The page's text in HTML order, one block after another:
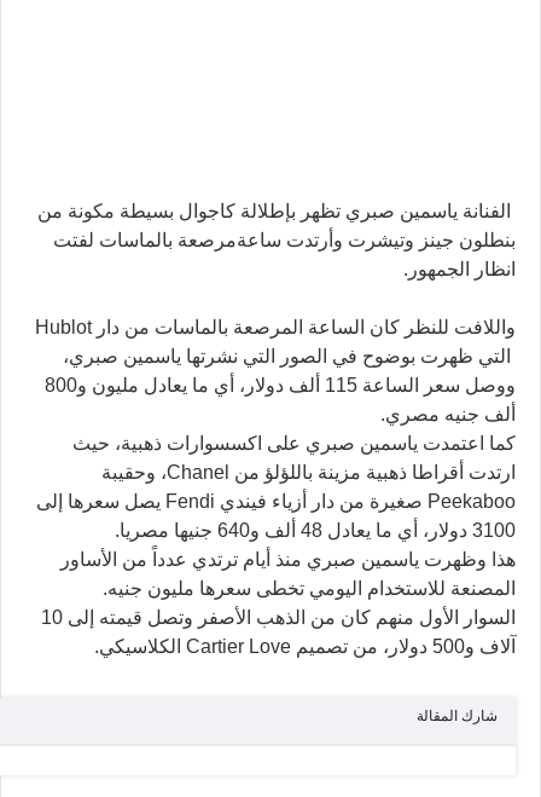
الفنانة ياسمين صبري تظهر بإطلالة كاجوال بسيطة مكونة من
بنطلون جينز وتيشرت وأرتدت ساعةمرصعة بالماسات لفتت
انظار الجمهور.
واللافت للنظر كان الساعة المرصعة بالماسات من دار Hublot
التي ظهرت بوضوح في الصور التي نشرتها ياسمين صبري،
ووصل سعر الساعة 115 ألف دولار، أي ما يعادل مليون و800
ألف جنيه مصري.
كما اعتمدت ياسمين صبري على اكسسوارات ذهبية، حيث
ارتدت أقراطا ذهبية مزينة باللؤلؤ من Chanel، وحقيبة
Peekaboo صغيرة من دار أزياء فيندي Fendi يصل سعرها إلى
3100 دولار، أي ما يعادل 48 ألف و640 جنيها مصريا.
هذا وظهرت ياسمين صبري منذ أيام ترتدي عدداً من الأساور
المصنعة للاستخدام اليومي تخطى سعرها مليون جنيه.
السوار الأول منهم كان من الذهب الأصفر وتصل قيمته إلى 10
آلاف و500 دولار، من تصميم Cartier Love الكلاسيكي.
شارك المقالة